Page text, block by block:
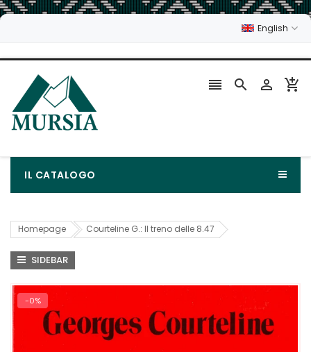
English
   
IL CATALOGO
Homepage Courteline G.: Il treno delle 8.47
SIDEBAR
-0%